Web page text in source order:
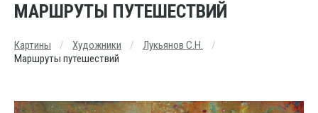
МАРШРУТЫ ПУТЕШЕСТВИЙ
Картины Художники
Лукьянов С.Н.
Маршруты путешествий